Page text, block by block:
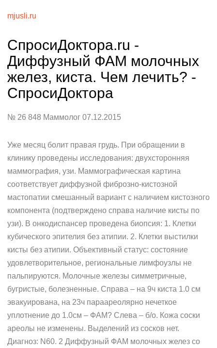
mjusli.ru
СпросиДоктора.ru -
Диффузный ФАМ молочных
желез, киста. Чем лечить? -
СпросиДоктора
№ 26 848 Маммолог 07.12.2015
Уже месяц болит правая грудь. При обращении в
клинику проведены исследования: двухсторонняя
маммография, узи. Маммографическая картина
соответствует диффузной фиброзно-кистозной
мастопатии смешанный вариант с наличием кистозного
компонента (подтверждено справа наличие кисты по
узи). В онкодиспансер проведена биопсия: 1. Клетки
кубического эпителия без атипии. 2. Клетки выстилки
кисты без атипии. Объективный статус: состояние
удовлетворительное, региональные лимфоузлы не
пальпируются. Молочные железы симметричные,
бугристые, болезненные. Справа – на 9ч киста 1.0 см
эвакуирована, на 23ч параареолярно нечеткое
уплотнение до 1.0см – ФАМ? Слева – б/о. Кожа соски
ареолы не изменены. Выделений из сосков нет.
Диагноз: N60. 2 Диффузный ФАМ молочных желез со